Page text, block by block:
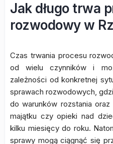
Jak długo trwa
rozwodowy w
Czas trwania procesu
od wielu czynników i
zależności od konkretnej
sprawach rozwodowych,
do warunków rozstania
majątku czy opieki nad
kilku miesięcy do roku.
sprawy mogą ciągnąć się